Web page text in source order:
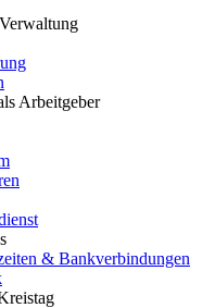
Arbeitgeber
& Bankverbindungen